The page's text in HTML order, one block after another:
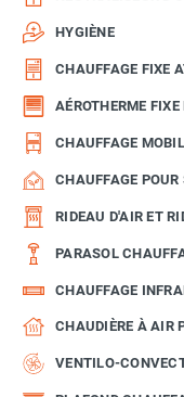
HYGIÈNE
CHAUFFAGE FIXE
AÉROTHERME
CHAUFFAGE
CHAUFFAGE POUR
RIDEAU D'AIR ET
PARASOL
CHAUFFAGE
CHAUDIÈRE À AIR
VENTILO-